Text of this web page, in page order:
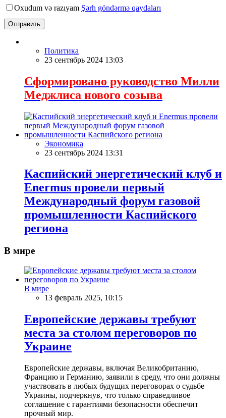
Oxudum və razıyam Şərh göndərmə qaydaları
Отправить
Политика
23 сентябрь 2024 13:03
Сформировано руководство Милли
Меджлиса нового созыва
Экономика
23 сентябрь 2024 13:31
Каспийский энергетический клуб и
Enermus провели первый
Международный форум газовой
промышленности Каспийского
региона
В мире
В мире
13 февраль 2025, 10:15
Европейские державы требуют
места за столом переговоров по
Украине
Европейские державы, включая Великобританию,
Францию и Германию, заявили в среду, что они должны
участвовать в любых будущих переговорах о судьбе
Украины, подчеркнув, что только справедливое
соглашение с гарантиями безопасности обеспечит
прочный мир.